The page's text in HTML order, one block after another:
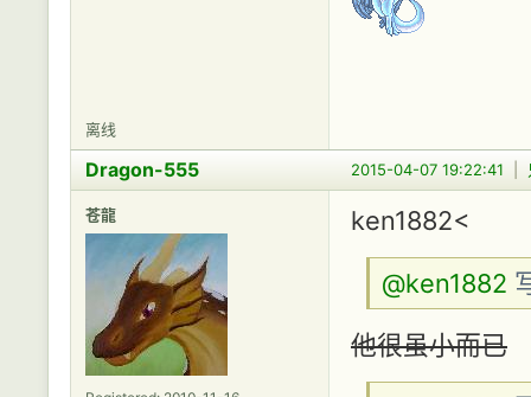
离线
2015-04-07 19:22:41
Dragon-555
苍龍 ken1882<
@ken1882
他很虽小而已